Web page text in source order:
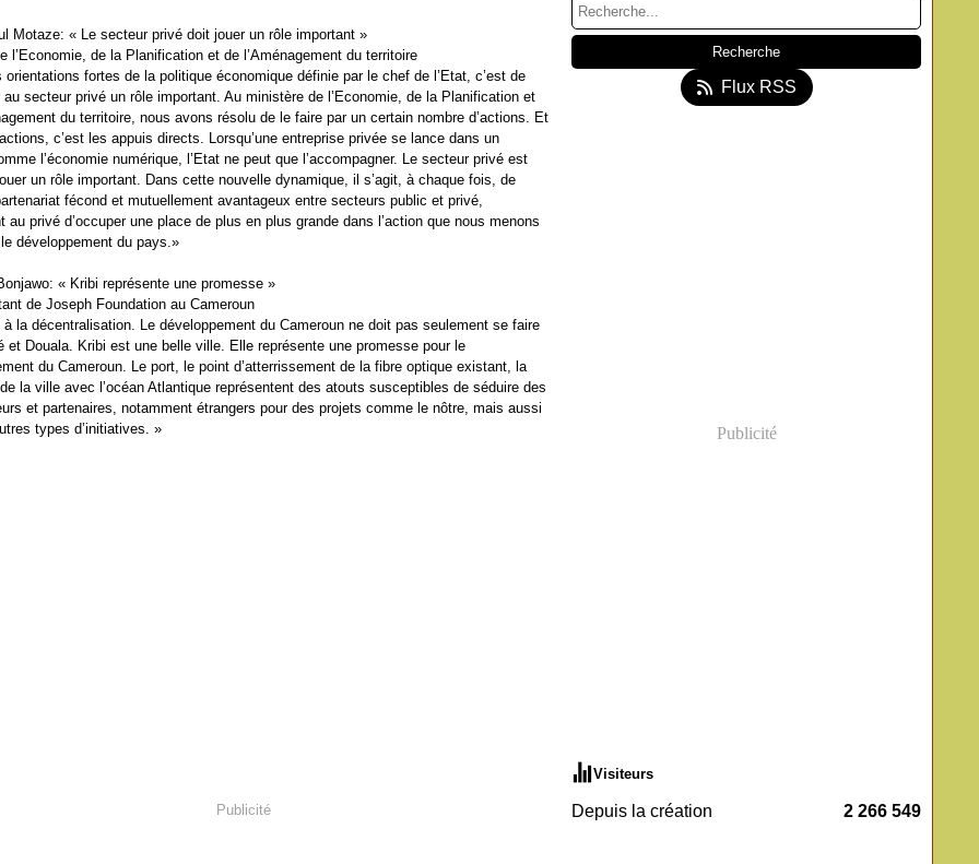
Motaze: « Le secteur privé doit jouer un rôle important »
l’Economie, de la Planification et de l’Aménagement du territoire
orientations fortes de la politique économique définie par le chef de l’Etat, c’est de
au secteur privé un rôle important. Au ministère de l’Economie, de la Planification et
du territoire, nous avons résolu de le faire par un certain nombre d’actions. Et
actions, c’est les appuis directs. Lorsqu’une entreprise privée se lance dans un
l’économie numérique, l’Etat ne peut que l’accompagner. Le secteur privé est
un rôle important. Dans cette nouvelle dynamique, il s’agit, à chaque fois, de
fécond et mutuellement avantageux entre secteurs public et privé,
au privé d’occuper une place de plus en plus grande dans l’action que nous menons
développement du pays.»
« Kribi représente une promesse »
de Joseph Foundation au Cameroun
la décentralisation. Le développement du Cameroun ne doit pas seulement se faire
et Douala. Kribi est une belle ville. Elle représente une promesse pour le
du Cameroun. Le port, le point d’atterrissement de la fibre optique existant, la
la ville avec l’océan Atlantique représentent des atouts susceptibles de séduire des
et partenaires, notamment étrangers pour des projets comme le nôtre, mais aussi
types d’initiatives. »
Publicité
Flux RSS
Publicité
Visiteurs
Depuis la création 2 266 549